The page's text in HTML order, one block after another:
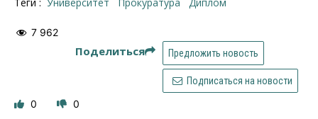
Теги : Университет прокуратура диплом
7 962
Поделиться Предложить новость
Подписаться на новости
0 0